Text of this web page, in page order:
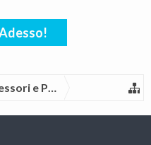
e Pezzi di Ricambio